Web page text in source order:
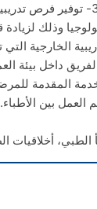
إلى ما يؤديه الأطباء من أعمال
وذلك
التدريبية
داخل بيئة
المقدمة
العمل بين الأطباء.
الطبي،